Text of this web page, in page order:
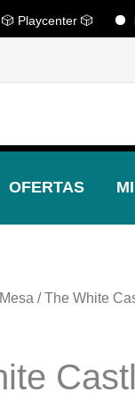
🎲 🏬
OFERTAS
/ The White